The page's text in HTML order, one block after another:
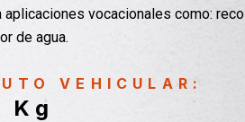
aplicaciones vocacionales como:
de agua.
VEHICULAR:
Kg